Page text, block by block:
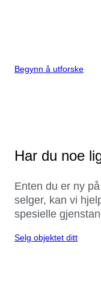
Begynn å utforske
Har du noe
Enten du er ny
selger, kan vi
spesielle
Selg objektet ditt